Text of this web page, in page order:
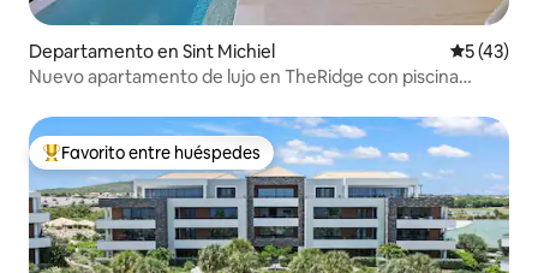
Departamento en Sint Michiel
5 (43)
Nuevo apartamento de lujo en TheRidge con piscina
De los mejores en Favorito entre huéspedes
Favorito entre huéspedes